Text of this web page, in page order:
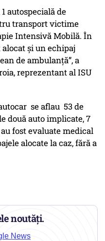
autospecială de
transport victime
Intensivă Mobilă. În
și un echipaj
de ambulanță”, a
reprezentant al ISU
se aflau 53 de
două auto implicate, 7
fost evaluate medical
alocate la caz, fără a
noutăți.
News